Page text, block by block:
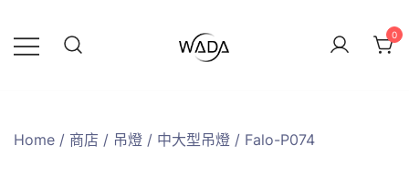
0
Home / 商店 / 吊燈 / 中大型吊燈 / Falo-P074